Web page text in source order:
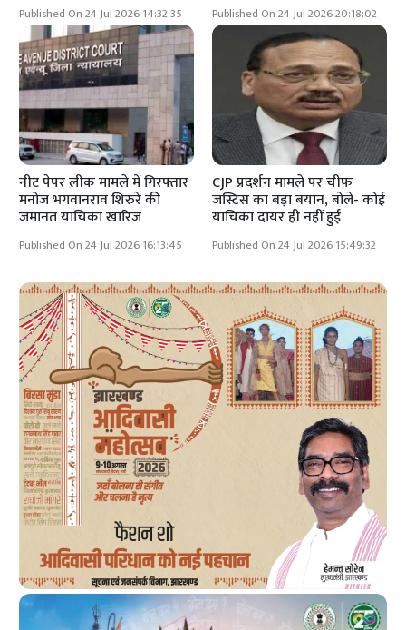
Published On 24 Jul 2026 14:32:35 Published On 24 Jul 2026 20:18:02
नीट पेपर लीक मामले में गिरफ्तार
मनोज भगवानराव शिरुरे की
जमानत याचिका खारिज
Published On 24 Jul 2026 16:13:45
CJP प्रदर्शन मामले पर चीफ
जस्टिस का बड़ा बयान, बोले- कोई
याचिका दायर ही नहीं हुई
Published On 24 Jul 2026 15:49:32